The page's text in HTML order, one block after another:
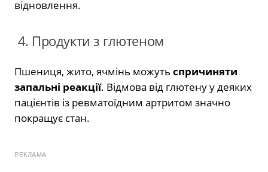
відновлення.
4. Продукти з глютеном
Пшениця, жито, ячмінь можуть спричиняти
запальні реакції. Відмова від глютену у деяких
пацієнтів із ревматоїдним артритом значно
покращує стан.
РЕКЛАМА